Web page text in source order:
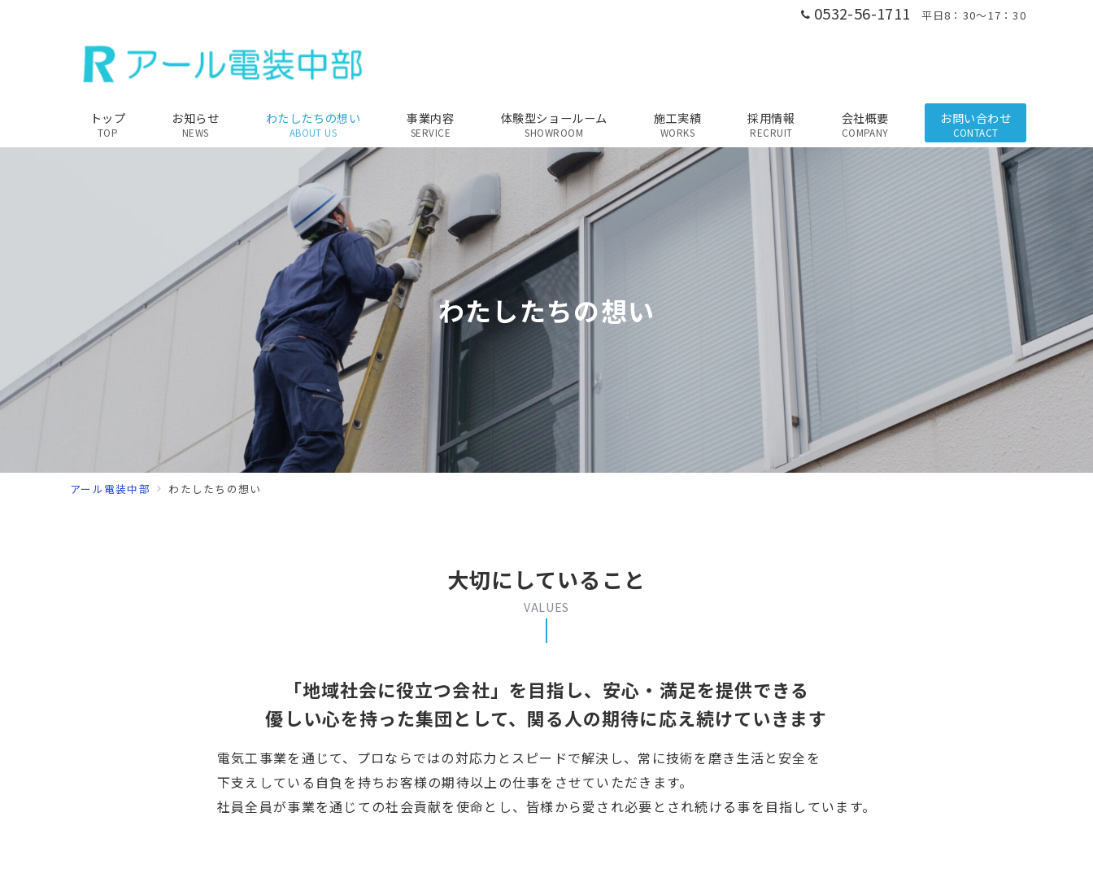
0532-56-1711 平日8：30～17：30
トップ
TOP
お知らせ
NEWS
わたしたちの想い
ABOUT US
事業内容
SERVICE
体験型ショールーム
SHOWROOM
施工実績
WORKS
採用情報
RECRUIT
会社概要
COMPANY
お問い合わせ
CONTACT
わたしたちの想い
アール電装中部 わたしたちの想い
大切にしていること
VALUES
「地域社会に役立つ会社」を目指し、 安心・満足を提供できる
優しい心を持った集団として、 関る人の期待に応え続けていきます
電気工事業を通じて、プロならではの対応力とスピードで解決し、常に技術を磨き生活と安全を
下支え している自負を持ちお客様の期待以上の仕事をさせていただきます。
社員全員が事業を通じての社会貢献を使命とし、皆様から愛され必要とされ続ける事を目指しています。